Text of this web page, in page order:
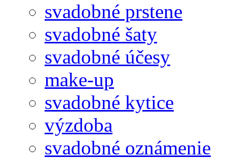
svadobné prstene
svadobné šaty
svadobné účesy
make-up
svadobné kytice
výzdoba
svadobné oznámenie